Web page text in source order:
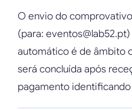
O envio do
(para:
automático é de âmbito
será concluída após
pagamento